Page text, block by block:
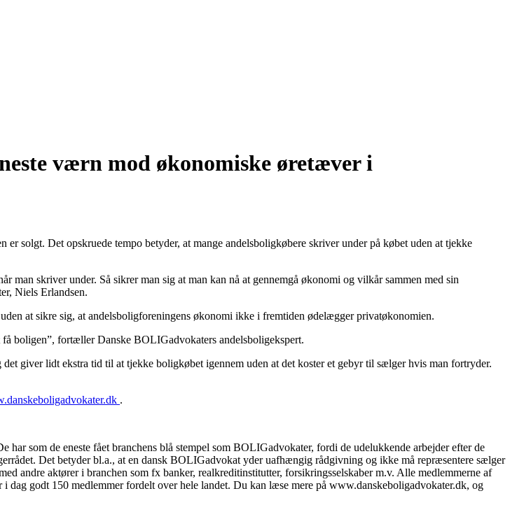
værn mod økonomiske øretæver i
solgt. Det opskruede tempo betyder, at mange andelsboligkøbere skriver under på købet uden at tjekke
man skriver under. Så sikrer man sig at man kan nå at gennemgå økonomi og vilkår sammen med sin
Niels Erlandsen.
at sikre sig, at andelsboligforeningens økonomi ikke i fremtiden ødelægger privatøkonomien.
boligen”, fortæller Danske BOLIGadvokaters andelsboligekspert.
giver lidt ekstra tid til at tjekke boligkøbet igennem uden at det koster et gebyr til sælger hvis man fortryder.
.
som de eneste fået branchens blå stempel som BOLIGadvokater, fordi de udelukkende arbejder efter de
Det betyder bl.a., at en dansk BOLIGadvokat yder uafhængig rådgivning og ikke må repræsentere sælger
andre aktører i branchen som fx banker, realkreditinstitutter, forsikringsselskaber m.v. Alle medlemmerne af
godt 150 medlemmer fordelt over hele landet. Du kan læse mere på www.danskeboligadvokater.dk, og